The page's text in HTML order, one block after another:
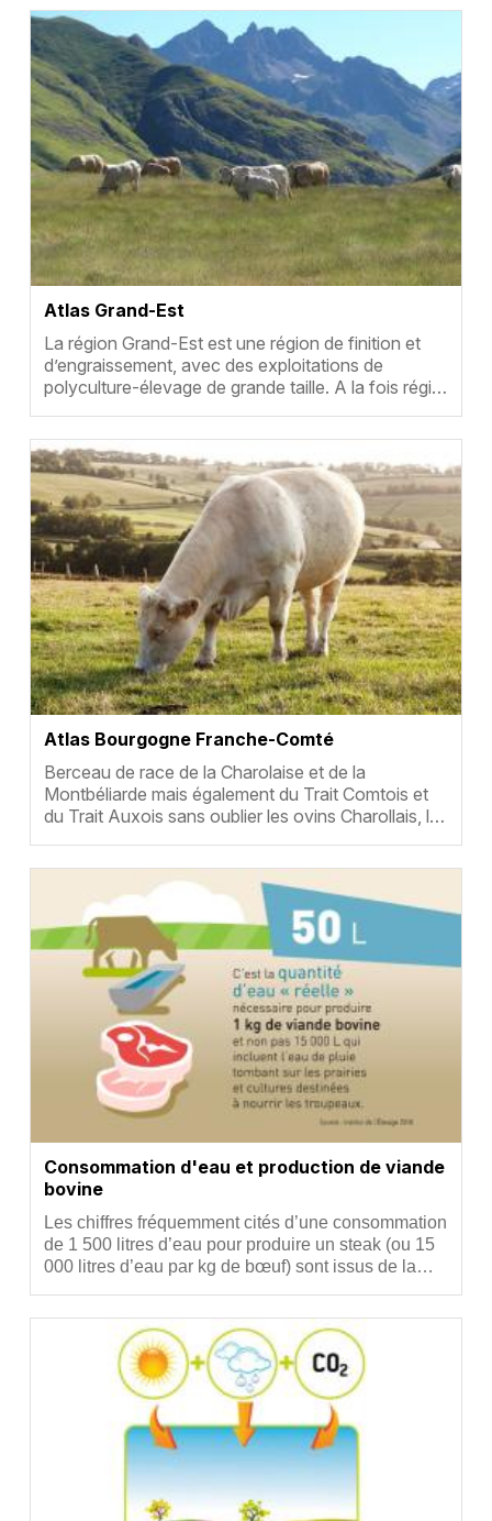
Vignette
Atlas Grand-Est
Résumé
La région Grand-Est est une région de finition et
d’engraissement, avec des exploitations de
polyculture-élevage de grande taille. A la fois régi…
Vignette
Atlas Bourgogne Franche-Comté
Résumé
Berceau de race de la Charolaise et de la
Montbéliarde mais également du Trait Comtois et
du Trait Auxois sans oublier les ovins Charollais, l…
Consommation d'eau et production de viande
bovine
Résumé
Les chiffres fréquemment cités d’une consommation
de 1 500 litres d’eau pour produire un steak (ou 15
000 litres d’eau par kg de bœuf) sont issus de la…